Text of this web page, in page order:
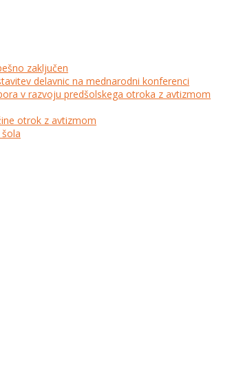
zaključen
delavnic na mednarodni konferenci
v razvoju predšolskega otroka z avtizmom
otrok z avtizmom